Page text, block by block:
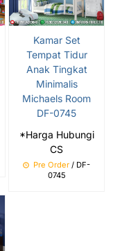
Kamar Set
Tempat Tidur
Anak Tingkat
Minimalis
Michaels Room
DF-0745
*Harga Hubungi
CS
Pre Order / DF-
0745